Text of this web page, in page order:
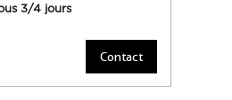
3/4 jours
Contact